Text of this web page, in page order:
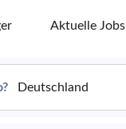
Aktuelle Jobs